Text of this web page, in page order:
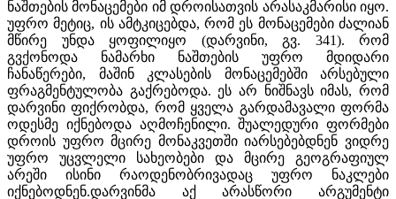
ნაშთების მონაცემები იმ დროისათვის არასაკმარისი იყო.
უფრო მეტიც, ის ამტკიცებდა, რომ ეს მონაცემები ძალიან
მწირე უნდა ყოფილიყო (დარვინი, გვ. 341). რომ
გვქონოდა ნამარხი ნაშთების უფრო მდიდარი
ჩანაწერები, მაშინ კლასების მონაცემებში არსებული
ფრაგმენტულობა გაქრებოდა. ეს არ ნიშნავს იმას, რომ
დარვინი ფიქრობდა, რომ ყველა გარდამავალი ფორმა
ოდესმე იქნებოდა აღმოჩენილი. შუალედური ფორმები
დროის უფრო მცირე მონაკვეთში იარსებებდნენ ვიდრე
უფრო უცვლელი სახეობები და მცირე გეოგრაფიულ
არეში ისინი რაოდენობრივადაც უფრო ნაკლები
იქნებოდნენ.დარვინმა აქ არასწორი არგუმენტი